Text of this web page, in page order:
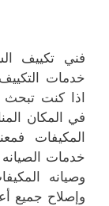
فني تكييف
خدمات
اذا كنت
في المكان
المكيفات
خدمات
وصيانه
وإصلاح جميع